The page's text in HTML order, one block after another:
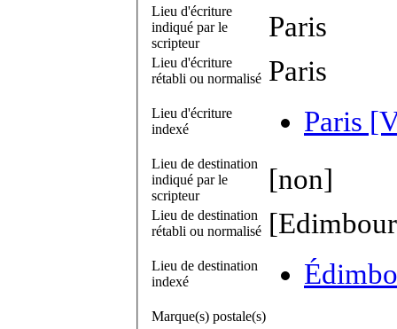
Lieu d'écriture
indiqué par le
scripteur
Paris
Lieu d'écriture
rétabli ou normalisé Paris
Lieu d'écriture
indexé
Paris
Lieu de destination
indiqué par le
scripteur
[non]
Lieu de destination
rétabli ou normalisé
Lieu de destination
indexé
Marque(s) postale(s)